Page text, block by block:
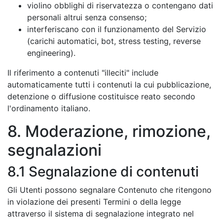
violino obblighi di riservatezza o contengano dati
personali altrui senza consenso;
interferiscano con il funzionamento del Servizio
(carichi automatici, bot, stress testing, reverse
engineering).
Il riferimento a contenuti "illeciti" include
automaticamente tutti i contenuti la cui pubblicazione,
detenzione o diffusione costituisce reato secondo
l'ordinamento italiano.
8. Moderazione, rimozione,
segnalazioni
8.1 Segnalazione di contenuti
Gli Utenti possono segnalare Contenuto che ritengono
in violazione dei presenti Termini o della legge
attraverso il sistema di segnalazione integrato nel